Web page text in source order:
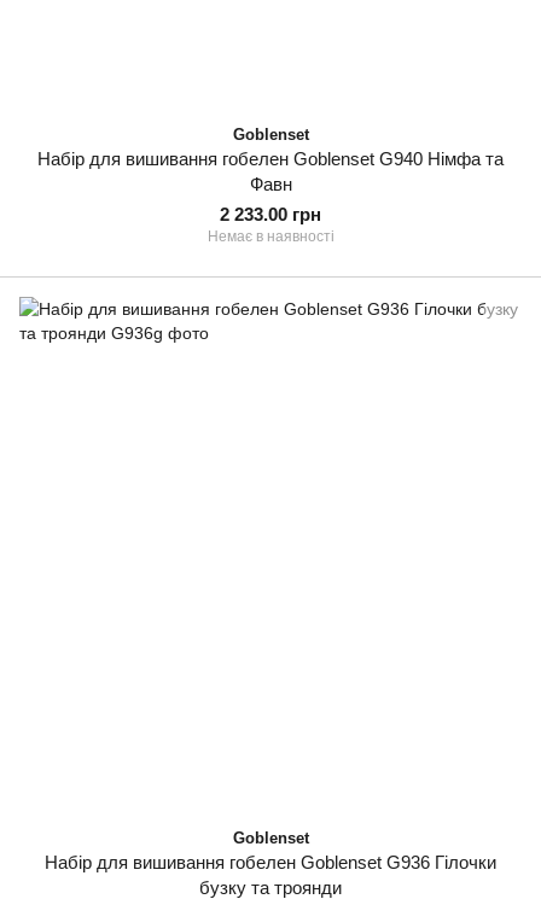
Goblenset
Набір для вишивання гобелен Goblenset G940 Німфа та
Фавн
2 233.00 грн
Немає в наявності
Goblenset
Набір для вишивання гобелен Goblenset G936 Гілочки
бузку та троянди